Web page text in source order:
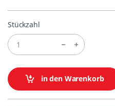
Stückzahl
in den Warenkorb